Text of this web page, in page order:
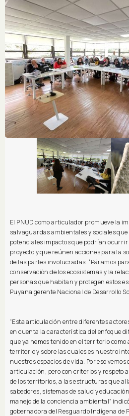
El PNUD como articulador promueve la
salvaguardas ambientales y sociales
potenciales impactos que podrían
proyecto y que reúnen acciones para la
de las partes involucradas. “Páramos
conservación de los ecosistemas y la
personas que habitan y protegen estos
Puyana gerente Nacional de Desarrollo
“Esta articulación entre diferentes
en cuenta la característica del enfoque
que ya hemos tenido en el territorio
territorio y sobre las cuales es nuestro
nuestros espacios de vida. Por eso vemos
articulación, pero con criterios y respeto
de los territorios, a las estructuras que
sabedores, sistemas de salud y
manejo de la conciencia ambiental”
gobernadora del Resguardo Indígena de